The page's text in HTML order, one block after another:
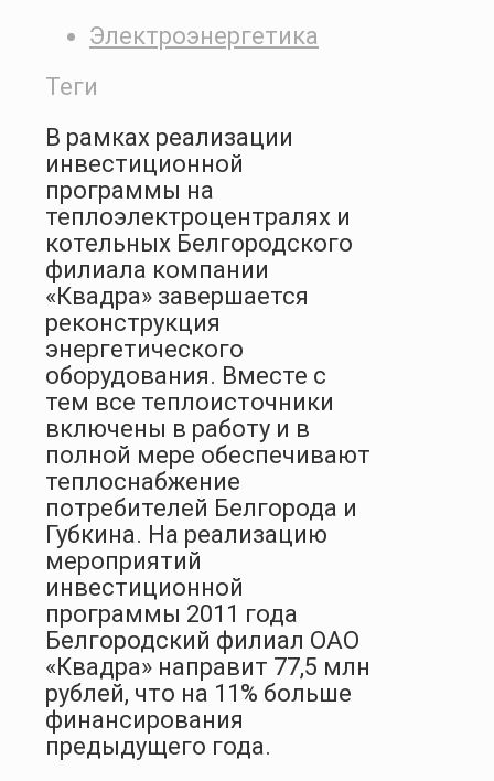
Электроэнергетика
Теги
В рамках реализации
инвестиционной
программы на
теплоэлектроцентралях и
котельных Белгородского
филиала компании
«Квадра» завершается
реконструкция
энергетического
оборудования. Вместе с
тем все теплоисточники
включены в работу и в
полной мере обеспечивают
теплоснабжение
потребителей Белгорода и
Губкина. На реализацию
мероприятий
инвестиционной
программы 2011 года
Белгородский филиал ОАО
«Квадра» направит 77,5 млн
рублей, что на 11% больше
финансирования
предыдущего года.